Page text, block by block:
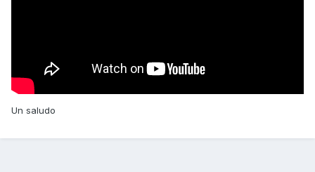
Un saludo